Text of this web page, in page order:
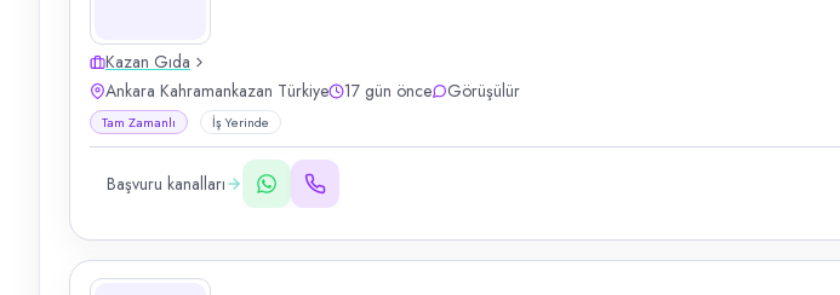
Kazan Gıda
Ankara Kahramankazan Türkiye
17 gün önce Görüşülür
Tam Zamanlı İş Yerinde
Başvuru kanalları